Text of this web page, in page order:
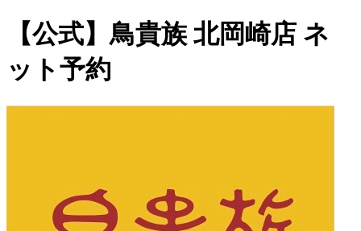
【公式】鳥貴族 北岡崎店 ネ
ット予約